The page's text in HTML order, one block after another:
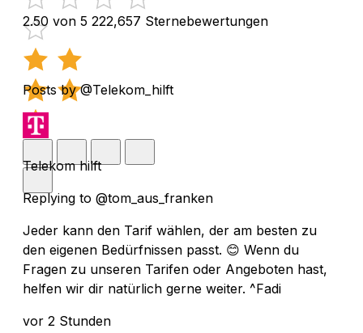
2.50 von 5 222,657 Sternebewertungen
Posts by @Telekom_hilft
Telekom hilft
Replying to @tom_aus_franken
Jeder kann den Tarif wählen, der am besten zu
den eigenen Bedürfnissen passt. 😊 Wenn du
Fragen zu unseren Tarifen oder Angeboten hast,
helfen wir dir natürlich gerne weiter. ^Fadi
vor 2 Stunden